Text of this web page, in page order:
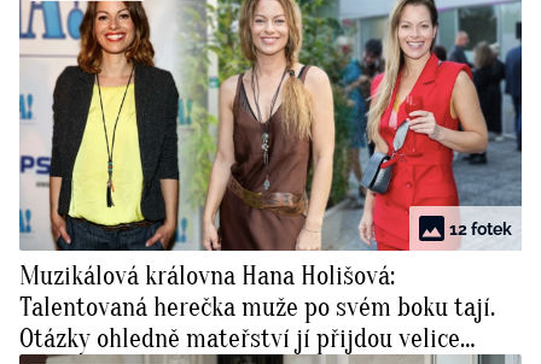
12 fotek
Muzikálová královna Hana Holišová:
Talentovaná herečka muže po svém boku tají.
Otázky ohledně mateřství jí přijdou velice